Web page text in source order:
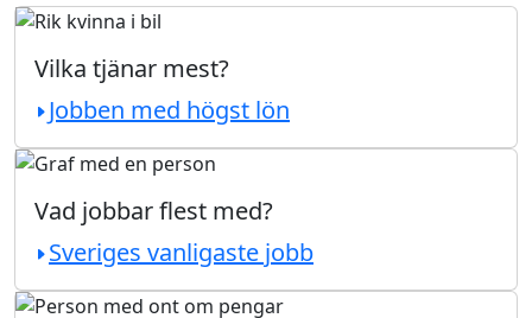
Vilka tjänar mest?
Jobben med högst lön
Vad jobbar flest med?
Sveriges vanligaste jobb